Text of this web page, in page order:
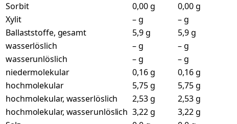
Sorbit
0,00 g
0,00 g
Xylit
– g
– g
Ballaststoffe, gesamt
5,9 g
5,9 g
wasserlöslich
– g
– g
wasserunlöslich
– g
– g
niedermolekular
0,16 g
0,16 g
hochmolekular
5,75 g
5,75 g
hochmolekular, wasserlöslich
2,53 g
2,53 g
hochmolekular, wasserunlöslich 3,22 g
3,22 g